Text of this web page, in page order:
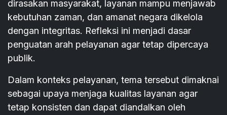
dirasakan masyarakat, layanan mampu menjawab
kebutuhan zaman, dan amanat negara dikelola
dengan integritas. Refleksi ini menjadi dasar
penguatan arah pelayanan agar tetap dipercaya
publik.
Dalam konteks pelayanan, tema tersebut dimaknai
sebagai upaya menjaga kualitas layanan agar
tetap konsisten dan dapat diandalkan oleh